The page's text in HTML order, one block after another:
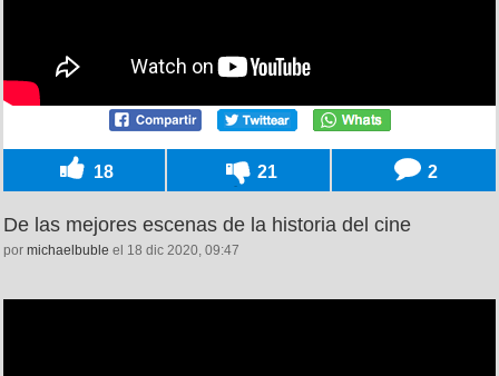
18 21 2
De las mejores escenas de la historia del cine
por michaelbuble el 18 dic 2020, 09:47